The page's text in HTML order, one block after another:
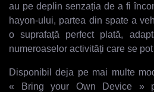
au pe deplin senzația de a fi
hayon-ului, partea din spate a
o suprafață perfect plată,
numeroaselor activități care se
Disponibil deja pe mai multe
« Bring your Own Device »